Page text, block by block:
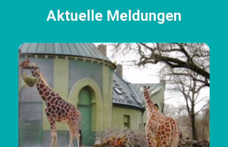
Aktuelle Meldungen